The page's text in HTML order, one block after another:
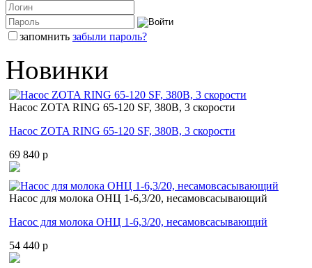
запомнить забыли пароль?
Новинки
Насос ZOTA RING 65-120 SF, 380В, 3 скорости
Насос ZOTA RING 65-120 SF, 380В, 3 скорости
69 840 p
Насос для молока ОНЦ 1-6,3/20, несамовсасывающий
Насос для молока ОНЦ 1-6,3/20, несамовсасывающий
54 440 p